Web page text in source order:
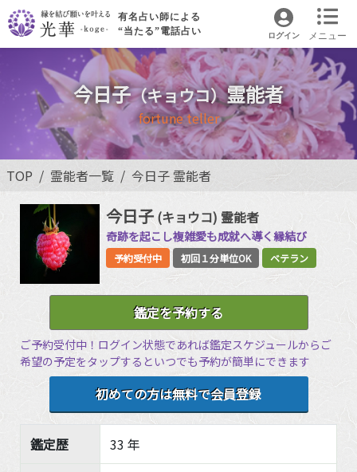
メニュー
有名占い師による
“当たる”電話占い
ログイン
今日子（キョウコ）霊能者
fortune teller
TOP 霊能者一覧 今日子 霊能者
今日子 (キョウコ) 霊能者
奇跡を起こし複雑愛も成就へ導く縁結び
予約受付中 初回１分単位OK ベテラン
鑑定を予約する
ご予約受付中！ログイン状態であれば鑑定スケジュールからご
希望の予定をタップするといつでも予約が簡単にできます
初めての方は無料で会員登録
鑑定歴 33 年